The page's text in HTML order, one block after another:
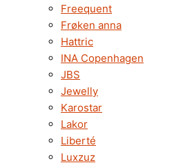
Freequent
Frøken anna
Hattric
INA Copenhagen
JBS
Jewelly
Karostar
Lakor
Liberté
Luxzuz